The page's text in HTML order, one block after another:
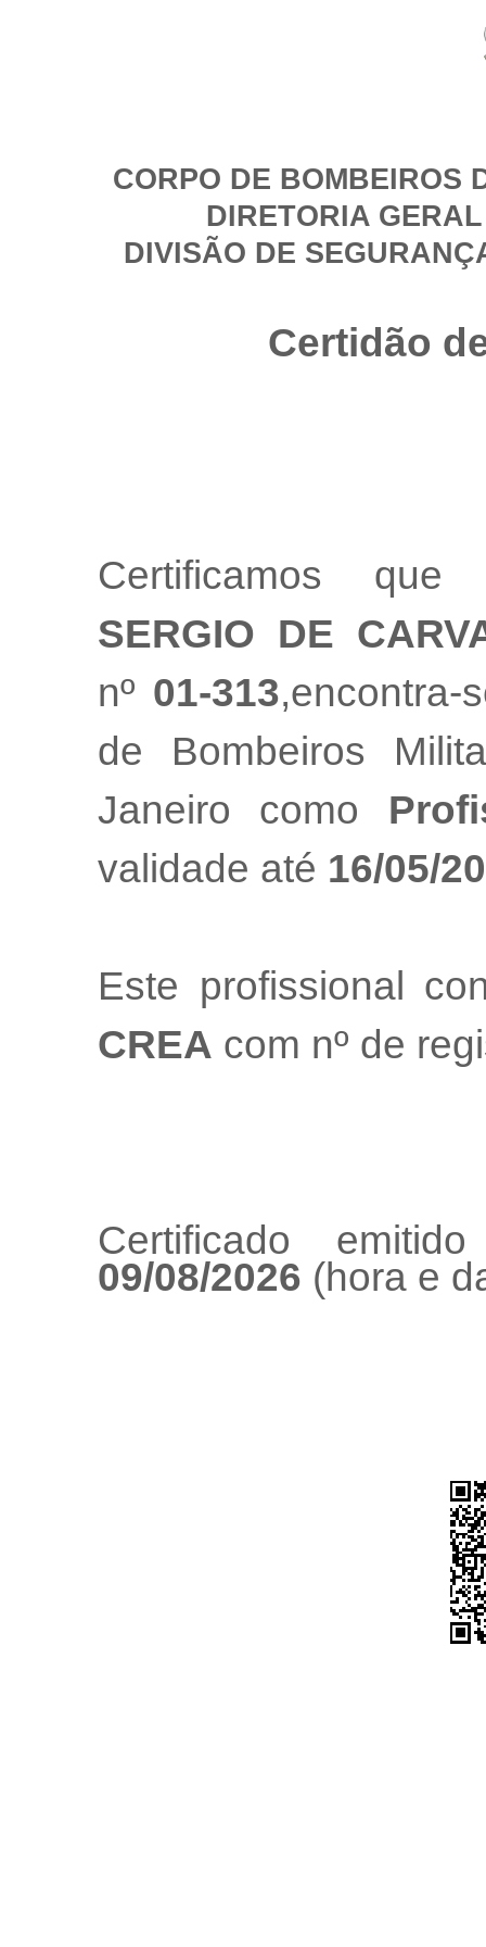
CORPO DE BOMBEIROS
DIRETORIA
DIVISÃO DE
Certidão
Certificamos
SERGIO DE
nº 01-313,encontra-
de Bombeiros
Janeiro como
validade até 16/05/
Este profissional
CREA com nº de
Certificado
09/08/2026 (hora e